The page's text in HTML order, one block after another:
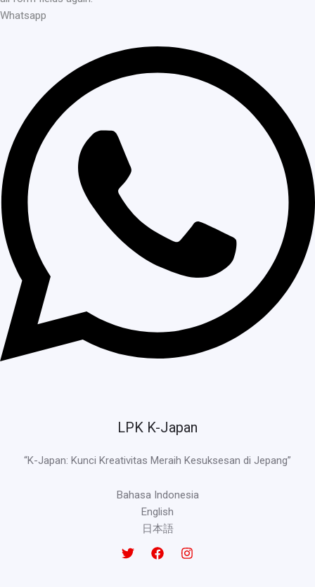
Whatsapp
LPK K-Japan
“K-Japan: Kunci Kreativitas Meraih Kesuksesan di Jepang”
Bahasa Indonesia
English
日本語